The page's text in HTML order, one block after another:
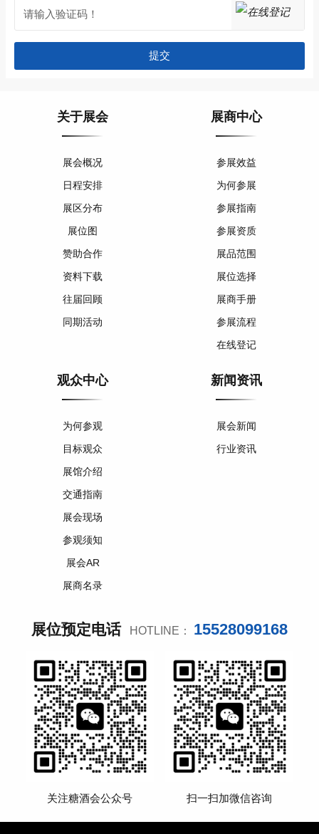
提交
关于展会
展会概况
日程安排
展区分布
展位图
赞助合作
资料下载
往届回顾
同期活动
展商中心
参展效益
为何参展
参展指南
参展资质
展品范围
展位选择
展商手册
参展流程
在线登记
观众中心
为何参观
目标观众
展馆介绍
交通指南
展会现场
参观须知
展会AR
展商名录
新闻资讯
展会新闻
行业资讯
展位预定电话 HOTLINE： 15528099168
关注糖酒会公众号 扫一扫加微信咨询